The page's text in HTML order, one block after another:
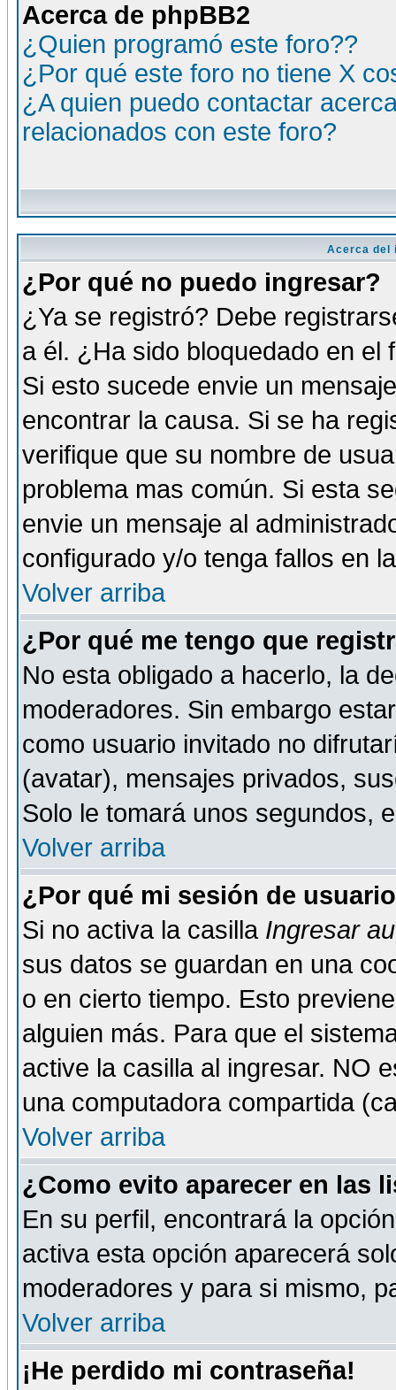
Acerca de phpBB2
¿Quien programó este foro??
¿Por qué este foro no tiene X
¿A quien puedo contactar
relacionados con este foro?
Acerca del
¿Por qué no puedo ingresar?
¿Ya se registró? Debe
a él. ¿Ha sido bloquedado en
Si esto sucede envie un
encontrar la causa. Si se ha
verifique que su nombre de
problema mas común. Si esta
envie un mensaje al
configurado y/o tenga fallos en
Volver arriba
¿Por qué me tengo que
No esta obligado a hacerlo, la
moderadores. Sin embargo
como usuario invitado no
(avatar), mensajes privados,
Solo le tomará unos segundos,
Volver arriba
¿Por qué mi sesión de
Si no activa la casilla Ingresar
sus datos se guardan en una
o en cierto tiempo. Esto
alguien más. Para que el
active la casilla al ingresar. NO
una computadora compartida
Volver arriba
¿Como evito aparecer en las
En su perfil, encontrará la
activa esta opción aparecerá
moderadores y para si mismo,
Volver arriba
¡He perdido mi contraseña!